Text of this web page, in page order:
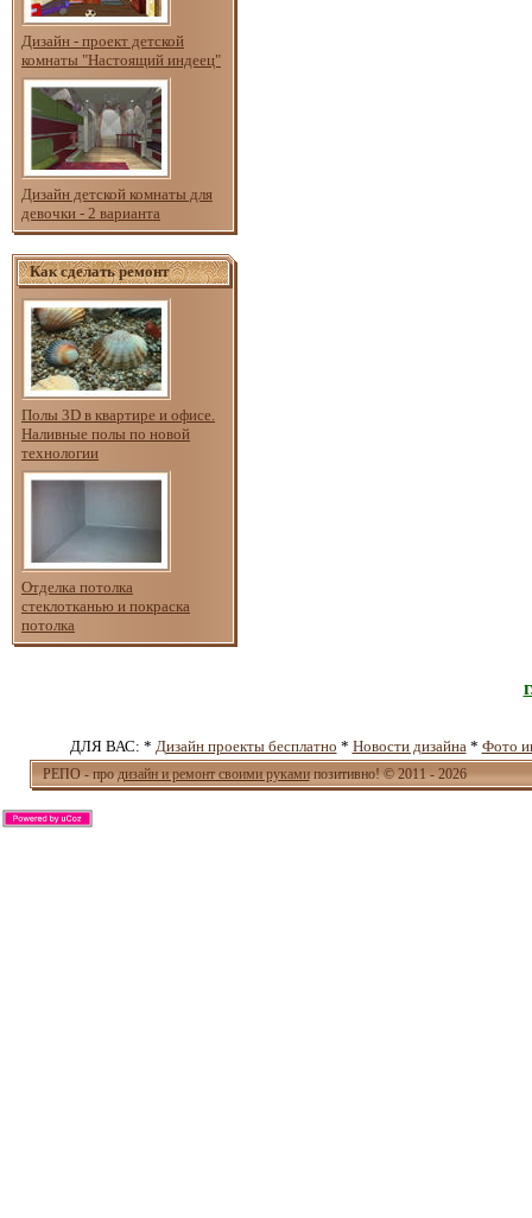
Дизайн - проект детской
комнаты "Настоящий индеец"
Дизайн детской комнаты для
девочки - 2 варианта
Как сделать ремонт
Полы 3D в квартире и офисе.
Наливные полы по новой
технологии
Отделка потолка
стеклотканью и покраска
потолка
ДЛЯ ВАС: * Дизайн проекты бесплатно * Новости дизайна * Фото
РЕПО - про дизайн и ремонт своими рукамипозитивно! © 2011 - 2026